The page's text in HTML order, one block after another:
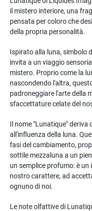
il mistero interiore, una
pensata per coloro che
della propria personalità.
Ispirato alla luna, simbolo
invita a un viaggio
mistero. Proprio come la
nascondendo l'altra,
padroneggiare l'arte della
sfaccettature celate del
Il nome "Lunatique" deriva
all'influenza della luna.
fasi del cambiamento,
sottile mezzaluna a un
un semplice profumo: è
nostro carattere, ad
ognuno di noi.
Le note olfattive di